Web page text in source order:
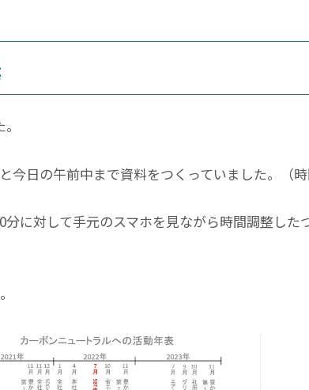
日の午前中まで資料をつくっていました。（時
に対して手元のスマホを見ながら時間調整し